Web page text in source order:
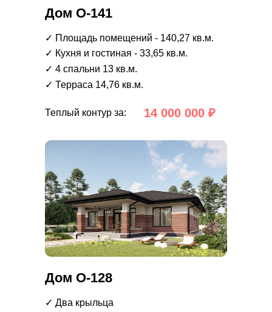
✓ Два крыльца
Дом О-128
Теплый контур за:
✓ Терраса 14,76 кв.м.
✓ 4 спальни 13 кв.м.
✓ Кухня и гостиная - 33,65 кв.м.
✓ Площадь помещений - 140,27 кв.м.
14 000 000 ₽
Дом О-141